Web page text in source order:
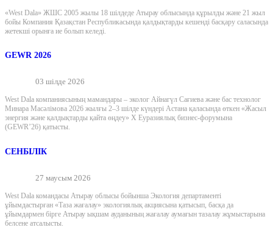
«West Dala» ЖШС 2005 жылы 18 шілдеде Атырау облысында құрылды және 21 жыл
бойы Компания Қазақстан Республикасында қалдықтарды кешенді басқару саласында
жетекші орынға ие болып келеді.
GEWR 2026
03 шілде 2026
West Dala компаниясының мамандары – эколог Айнагүл Сағиева және бас технолог
Минара Масәлімова 2026 жылғы 2–3 шілде күндері Астана қаласында өткен «Жасыл
энергия және қалдықтарды қайта өңдеу» X Еуразиялық бизнес-форумына
(GEWR’26) қатысты.
СЕНБІЛІК
27 маусым 2026
West Dala командасы Атырау облысы бойынша Экология департаменті
ұйымдастырған «Таза жағалау» экологиялық акциясына қатысып, басқа да
ұйымдармен бірге Атырау ықшам ауданының жағалау аумағын тазалау жұмыстарына
белсене атсалысты.